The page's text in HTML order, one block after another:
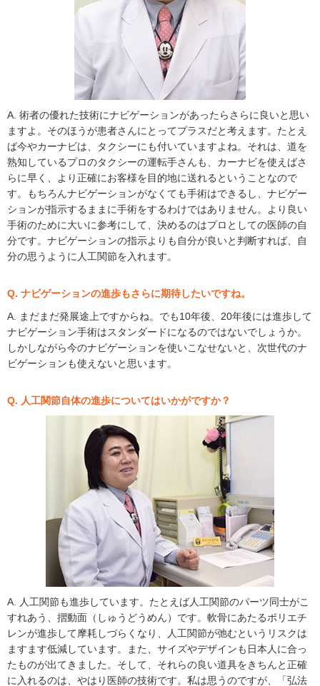
A. 術者の優れた技術にナビゲーションがあったらさらに良いと思い
ますよ。そのほうが患者さんにとってプラスだと考えます。たとえ
ば今やカーナビは、タクシーにも付いていますよね。それは、道を
熟知しているプロのタクシーの運転手さんも、カーナビを使えばさ
らに早く、より正確にお客様を目的地に送れるということなので
す。もちろんナビゲーションがなくても手術はできるし、ナビゲー
ションが指示するままに手術をするわけではありません。より良い
手術のために大いに参考にして、決めるのはプロとしての医師の自
分です。ナビゲーションの指示よりも自分が良いと判断すれば、自
分の思うように人工関節を入れます。
Q. ナビゲーションの進歩もさらに期待したいですね。
A. まだまだ発展途上ですからね。でも10年後、20年後には進歩して
ナビゲーション手術はスタンダードになるのではないでしょうか。
しかしながら今のナビゲーションを使いこなせないと、次世代のナ
ビゲーションも使えないと思います。
Q. 人工関節自体の進歩についてはいかがですか？
A. 人工関節も進歩しています。たとえば人工関節のパーツ同士がこ
すれあう、摺動面（しゅうどうめん）です。軟骨にあたるポリエチ
レンが進歩して摩耗しづらくなり、人工関節が弛むというリスクは
ますます低減しています。また、サイズやデザインも日本人に合っ
たものが出てきました。そして、それらの良い道具をきちんと正確
に入れるのは、やはり医師の技術です。私は思うのですが、「弘法